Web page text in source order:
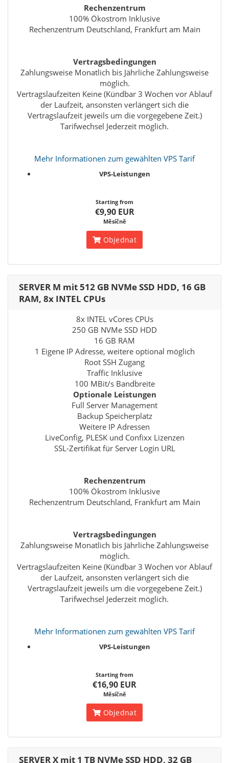
Rechenzentrum
100% Ökostrom Inklusive
Rechenzentrum Deutschland, Frankfurt am Main
Vertragsbedingungen
Zahlungsweise Monatlich bis Jährliche Zahlungsweise
möglich.
Vertragslaufzeiten Keine (Kündbar 3 Wochen vor Ablauf
der Laufzeit, ansonsten verlängert sich die
Vertragslaufzeit jeweils um die vorgegebene Zeit.)
Tarifwechsel Jederzeit möglich.
Mehr Informationen zum gewählten VPS Tarif
VPS-Leistungen
Starting from
€9,90 EUR
Měsíčně
Objednat
SERVER M mit 512 GB NVMe SSD HDD, 16 GB
RAM, 8x INTEL CPUs
8x INTEL vCores CPUs
250 GB NVMe SSD HDD
16 GB RAM
1 Eigene IP Adresse, weitere optional möglich
Root SSH Zugang
Traffic Inklusive
100 MBit/s Bandbreite
Optionale Leistungen
Full Server Management
Backup Speicherplatz
Weitere IP Adressen
LiveConfig, PLESK und Confixx Lizenzen
SSL-Zertifikat für Server Login URL
Rechenzentrum
100% Ökostrom Inklusive
Rechenzentrum Deutschland, Frankfurt am Main
Vertragsbedingungen
Zahlungsweise Monatlich bis Jährliche Zahlungsweise
möglich.
Vertragslaufzeiten Keine (Kündbar 3 Wochen vor Ablauf
der Laufzeit, ansonsten verlängert sich die
Vertragslaufzeit jeweils um die vorgegebene Zeit.)
Tarifwechsel Jederzeit möglich.
Mehr Informationen zum gewählten VPS Tarif
VPS-Leistungen
Starting from
€16,90 EUR
Měsíčně
Objednat
SERVER X mit 1 TB NVMe SSD HDD, 32 GB